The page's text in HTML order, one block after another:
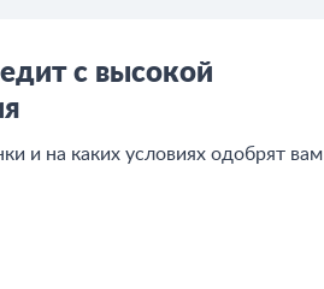
с высокой
и на каких условиях одобрят вам